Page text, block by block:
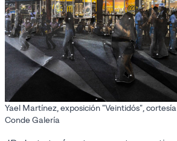
Yael Martínez, exposición "Veintidós",
Conde Galería